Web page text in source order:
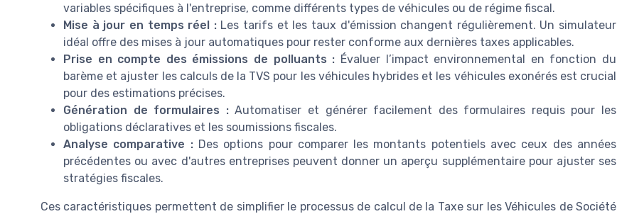
variables spécifiques à l'entreprise, comme différents types de véhicules ou de régime fiscal.
Mise à jour en temps réel :Les tarifs et les taux d'émission changent régulièrement. Un simulateur
idéal offre des mises à jour automatiques pour rester conforme aux dernières taxes applicables.
Prise en compte des émissions de polluants : Évaluer l’impact environnemental en fonction du
barème et ajuster les calculsde la TVS pour les véhicules hybrideset les véhicules exonérésest crucial
pour des estimations précises.
Génération de formulaires :Automatiser et générer facilement des formulaires requis pour les
obligations déclaratives et les soumissions fiscales.
Analyse comparative :Des options pour comparer les montants potentiels avec ceux des années
précédentes ou avec d'autres entreprisespeuvent donner un aperçu supplémentaire pour ajuster ses
stratégies fiscales.
Ces caractéristiques permettent de simplifier le processus de calcul de la Taxe sur les Véhicules de Société